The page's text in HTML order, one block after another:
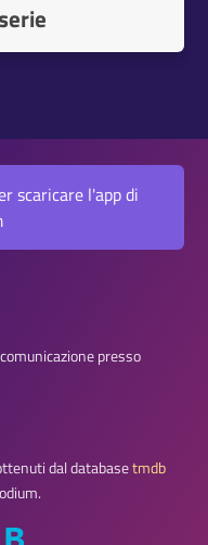
scaricare l'app di
presso
dal databasetmdb